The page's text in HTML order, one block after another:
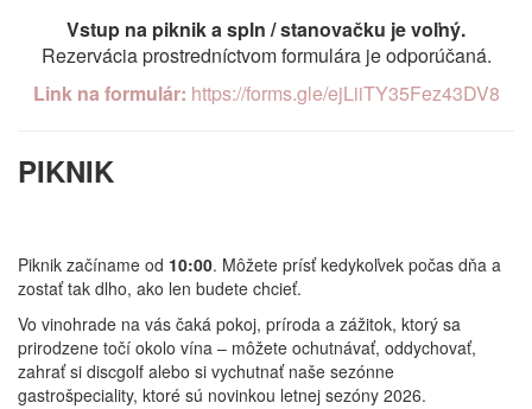
Vstup na piknik a spln / stanovačku je voľný.
Rezervácia prostredníctvom formulára je odporúčaná.
Link na formulár: https://forms.gle/ejLiiTY35Fez43DV8
PIKNIK
Piknik začíname od 10:00. Môžete prísť kedykoľvek počas dňa a
zostať tak dlho, ako len budete chcieť.
Vo vinohrade na vás čaká pokoj, príroda a zážitok, ktorý sa
prirodzene točí okolo vína – môžete ochutnávať, oddychovať,
zahrať si discgolf alebo si vychutnať naše sezónne
gastrošpeciality, ktoré sú novinkou letnej sezóny 2026.